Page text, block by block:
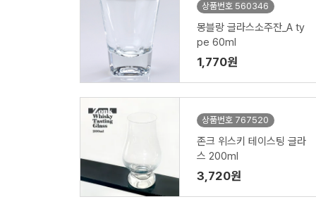
상품번호 560346
몽블랑 글라스소주잔_A ty
pe 60ml
1,770원
상품번호 767520
존크 위스키 테이스팅 글라
스 200ml
3,720원